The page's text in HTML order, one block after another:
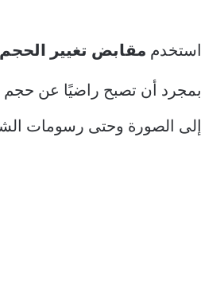
استخدم مقابض تغيير الحجم
بمجرد أن تصبح راضيًا عن حجم
إلى الصورة وحتى رسومات